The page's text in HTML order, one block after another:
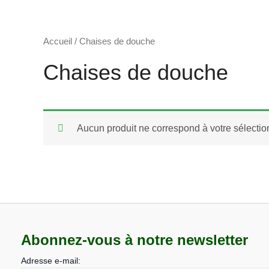
Accueil / Chaises de douche
Chaises de douche
Aucun produit ne correspond à votre
Abonnez-vous à notre newsletter
Adresse e-mail: